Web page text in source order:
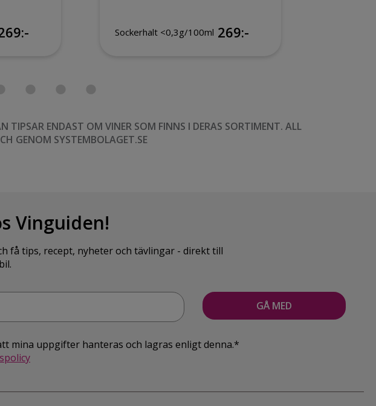
Sockerhalt <0,3g/100ml 269:-
TIPSAR ENDAST OM VINER SOM FINNS I DERAS SORTIMENT. ALL
GENOM SYSTEMBOLAGET.SE
Vinguiden!
få tips, recept, nyheter och tävlingar - direkt till
mina uppgifter hanteras och lagras enligt denna.*